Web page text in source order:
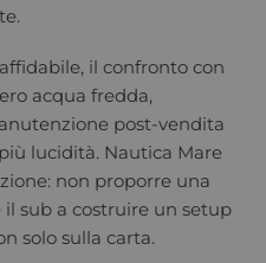
il confronto con
acqua fredda,
post-vendita
lucidità. Nautica Mare
non proporre una
sub a costruire un setup
solo sulla carta.